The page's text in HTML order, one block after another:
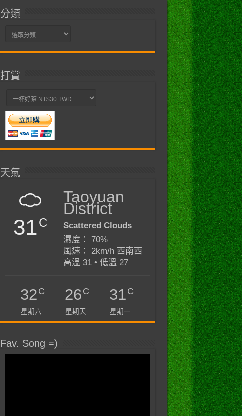
分類
分
打賞
天氣
31C
Taoyuan
District
Scattered Clouds
濕度： 70%
風速： 2km/h 西南西
高溫 31 • 低溫 27
32C
星期六
26C
星期天
31C
星期一
Fav. Song =)